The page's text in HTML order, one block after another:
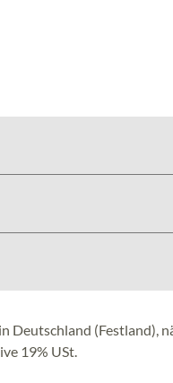
Deutschland (Festland),
19% USt.